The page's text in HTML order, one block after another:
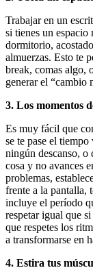
Trabajar en un
si tienes un espacio
dormitorio,
almuerzas. Esto te
break, comas algo,
generar el “cambio
3. Los momentos
Es muy fácil que
se te pase el
ningún descanso, o
cosa y no avances
problemas,
frente a la pantalla,
incluye el período
respetar igual que
que respetes los
a transformarse en
4. Estira tus